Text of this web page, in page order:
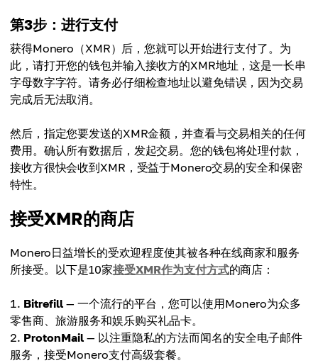
第3步：进行支付
获得Monero（XMR）后，您就可以开始进行支付了。为
此，请打开您的钱包并输入接收方的XMR地址，这是一长串
字母数字字符。请务必仔细检查地址以避免错误，因为交易
完成后无法取消。
然后，指定您要发送的XMR金额，并查看与交易相关的任何
费用。确认所有数据后，发起交易。您的钱包将处理付款，
接收方很快会收到XMR，受益于Monero交易的安全和保密
特性。
接受XMR的商店
Monero日益增长的受欢迎程度使其被各种在线商家和服务
所接受。以下是10家接受XMR作为支付方式的商店：
Bitrefill — 一个流行的平台，您可以使用Monero为众多
零售商、旅游服务和娱乐购买礼品卡。
ProtonMail — 以注重隐私的方法而闻名的安全电子邮件
服务，接受Monero支付高级套餐。